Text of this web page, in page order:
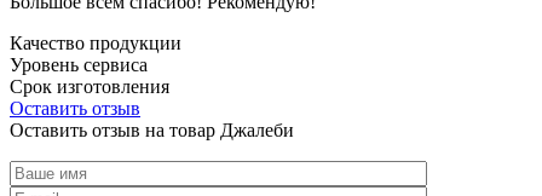
Качество продукции
Уровень сервиса
Срок изготовления
Оставить отзыв
Оставить отзыв на товар Джалеби